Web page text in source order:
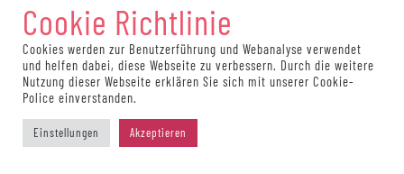
Du wirst feststellen, dass die Kombination aus der
Overlock-Näh-Methode und dem elastischen Stich der
Nähmaschine eine sichere und elastische Befestigung
des Gummibands gewährleistet.
Hier noch einige Tipps zum
Cookie Richtlinie
Cookies werden zur Benutzerführung und Webanalyse verwendet
und helfen dabei, diese Webseite zu verbessern. Durch die weitere
Nutzung dieser Webseite erklären Sie sich mit unserer Cookie-
Police einverstanden.
Einstellungen Akzeptieren